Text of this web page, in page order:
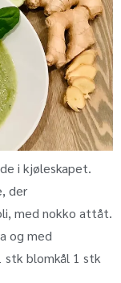
i kjøleskapet.
der
med nokko attåt.
og med
stk blomkål 1 stk